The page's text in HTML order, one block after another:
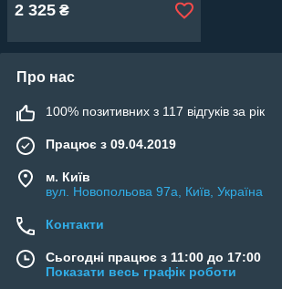
2 325 ₴
Про нас
100% позитивних з 117 відгуків за рік
Працює з 09.04.2019
м. Київ
вул. Новопольова 97а, Київ, Україна
Контакти
Сьогодні працює з 11:00 до 17:00
Показати весь графік роботи